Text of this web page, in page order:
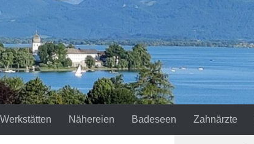
Nähereien Badeseen Zahnärzte